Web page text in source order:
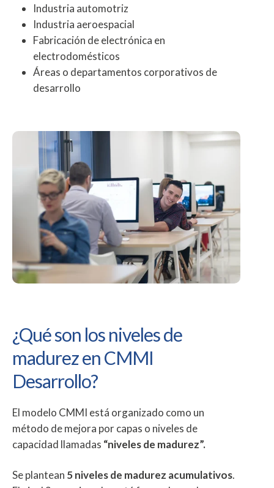
Industria automotriz
Industria aeroespacial
Fabricación de electrónica en
electrodomésticos
Áreas o departamentos corporativos de
desarrollo
¿Qué son los niveles de
madurez en CMMI
Desarrollo?
El modelo CMMI está organizado como un
método de mejora por capas o niveles de
capacidad llamadas “niveles de madurez”.
Se plantean 5 niveles de madurez acumulativos.